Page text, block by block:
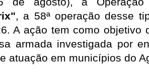
, a 58ª operação desse
A ação tem como objetivo
armada investigada por
atuação em municípios do